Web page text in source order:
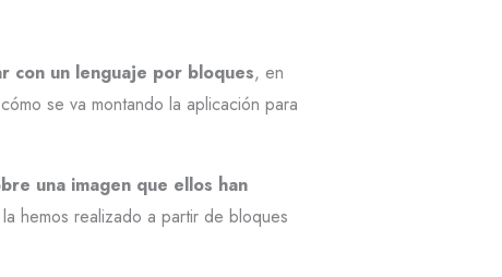
con un lenguaje por bloques, en
se va montando la aplicación para
una imagen que ellos han
hemos realizado a partir de bloques